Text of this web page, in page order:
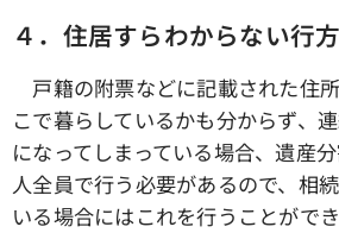
４．住居すらわからない行
戸籍の附票などに記載された住
こで暮らしているかも分からず、
になってしまっている場合、遺産
人全員で行う必要があるので、相
いる場合にはこれを行うことができ